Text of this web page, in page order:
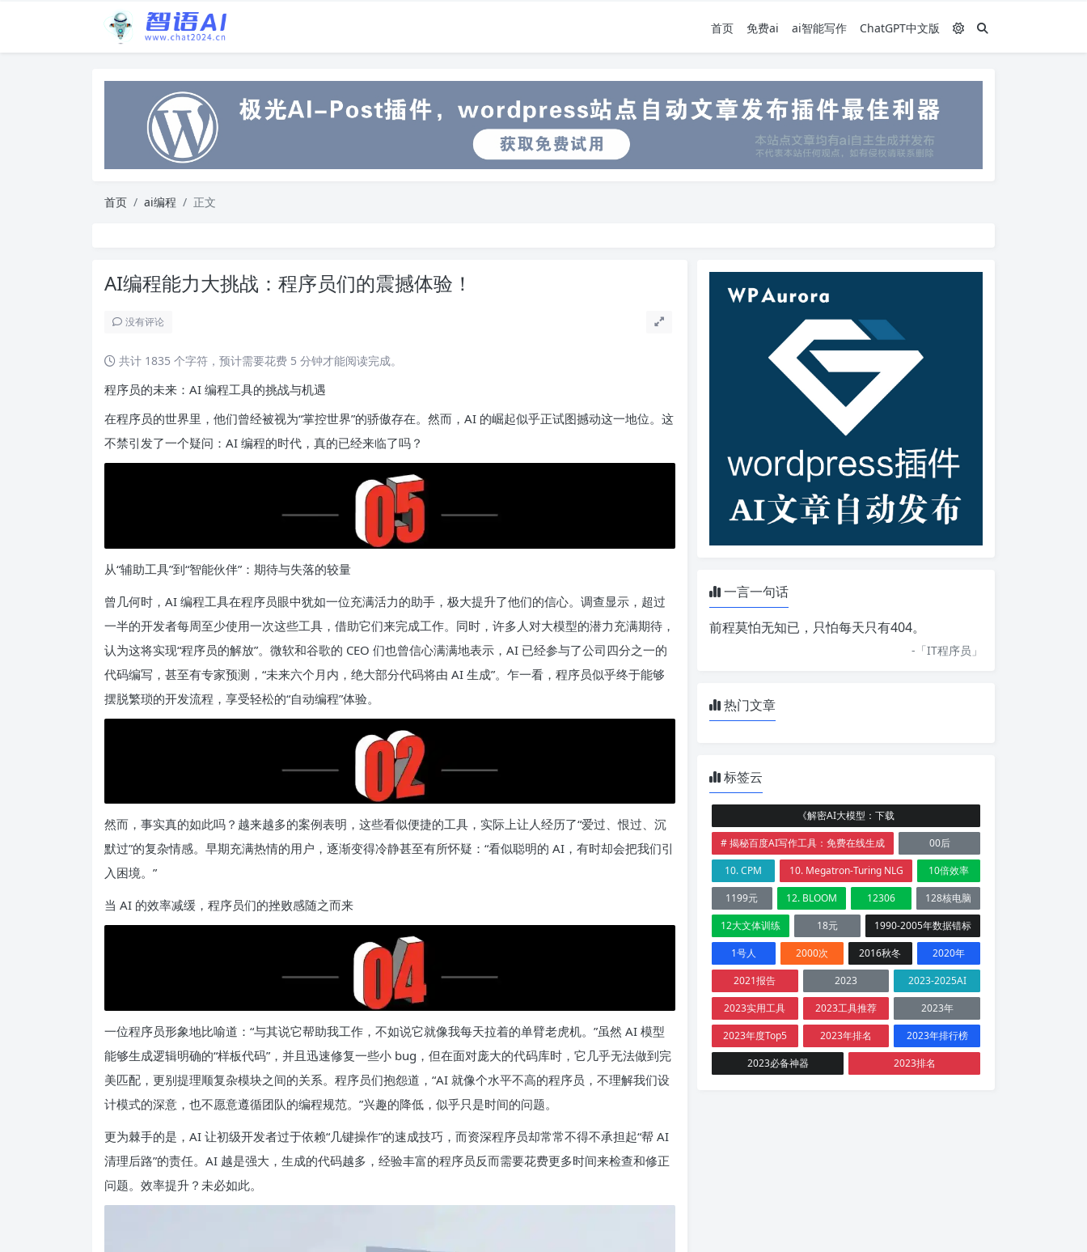
首页 免费ai ai智能写作 ChatGPT中文版
首页 ai编程 正文
AI编程能力大挑战：程序员们的震撼体验！
没有评论
共计 1835 个字符，预计需要花费 5 分钟才能阅读完成。
程序员的未来：AI 编程工具的挑战与机遇
在程序员的世界里，他们曾经被视为“掌控世界”的骄傲存在。然而，AI 的崛起似乎正试图撼动这一地位。这
不禁引发了一个疑问：AI 编程的时代，真的已经来临了吗？
从“辅助工具”到“智能伙伴”：期待与失落的较量
曾几何时，AI 编程工具在程序员眼中犹如一位充满活力的助手，极大提升了他们的信心。调查显示，超过
一半的开发者每周至少使用一次这些工具，借助它们来完成工作。同时，许多人对大模型的潜力充满期待，
认为这将实现“程序员的解放”。微软和谷歌的 CEO 们也曾信心满满地表示，AI 已经参与了公司四分之一的
代码编写，甚至有专家预测，“未来六个月内，绝大部分代码将由 AI 生成”。乍一看，程序员似乎终于能够
摆脱繁琐的开发流程，享受轻松的“自动编程”体验。
然而，事实真的如此吗？越来越多的案例表明，这些看似便捷的工具，实际上让人经历了“爱过、恨过、沉
默过”的复杂情感。早期充满热情的用户，逐渐变得冷静甚至有所怀疑：“看似聪明的 AI，有时却会把我们引
入困境。”
当 AI 的效率减缓，程序员们的挫败感随之而来
一位程序员形象地比喻道：“与其说它帮助我工作，不如说它就像我每天拉着的单臂老虎机。”虽然 AI 模型
能够生成逻辑明确的“样板代码”，并且迅速修复一些小 bug，但在面对庞大的代码库时，它几乎无法做到完
美匹配，更别提理顺复杂模块之间的关系。程序员们抱怨道，“AI 就像个水平不高的程序员，不理解我们设
计模式的深意，也不愿意遵循团队的编程规范。”兴趣的降低，似乎只是时间的问题。
更为棘手的是，AI 让初级开发者过于依赖“几键操作”的速成技巧，而资深程序员却常常不得不承担起“帮 AI
清理后路”的责任。AI 越是强大，生成的代码越多，经验丰富的程序员反而需要花费更多时间来检查和修正
问题。效率提升？未必如此。
一言一句话
前程莫怕无知已，只怕每天只有404。
-「IT程序员 」
热门文章
标签云
《解密AI大模型：下载
# 揭秘百度AI写作工具：免费在线生成
00后
10. CPM
10. Megatron-Turing NLG
10倍效率
1199元
12. BLOOM 12306
128核电脑
12大文体训练
18元
1990-2005年数据错标
1号人
2000次 2016秋冬
2020年
2021报告
2023
2023-2025AI
2023实用工具
2023工具推荐
2023年
2023年度Top5
2023年排名
2023年排行榜
2023必备神器
2023排名